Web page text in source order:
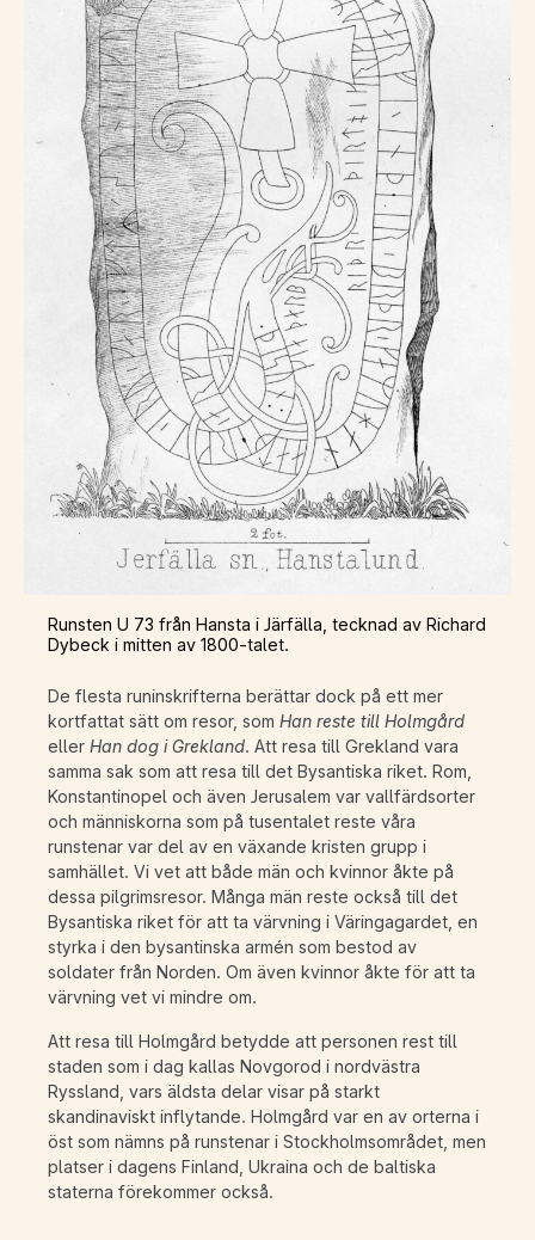
Runsten U 73 från Hansta i Järfälla, tecknad av Richard
Dybeck i mitten av 1800-talet.
De flesta runinskrifterna berättar dock på ett mer
kortfattat sätt om resor, som Han reste till Holmgård
eller Han dog i Grekland. Att resa till Grekland vara
samma sak som att resa till det Bysantiska riket. Rom,
Konstantinopel och även Jerusalem var vallfärdsorter
och människorna som på tusentalet reste våra
runstenar var del av en växande kristen grupp i
samhället. Vi vet att både män och kvinnor åkte på
dessa pilgrimsresor. Många män reste också till det
Bysantiska riket för att ta värvning i Väringagardet, en
styrka i den bysantinska armén som bestod av
soldater från Norden. Om även kvinnor åkte för att ta
värvning vet vi mindre om.
Att resa till Holmgård betydde att personen rest till
staden som i dag kallas Novgorod i nordvästra
Ryssland, vars äldsta delar visar på starkt
skandinaviskt inflytande. Holmgård var en av orterna i
öst som nämns på runstenar i Stockholmsområdet, men
platser i dagens Finland, Ukraina och de baltiska
staterna förekommer också.